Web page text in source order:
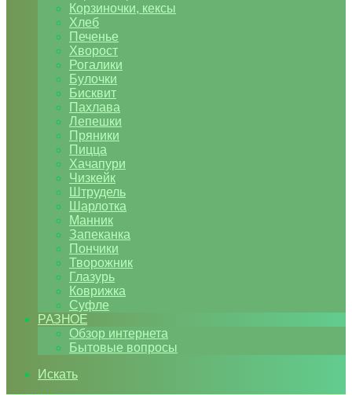
Корзиночки, кексы
Хлеб
Печенье
Хворост
Рогалики
Булочки
Бисквит
Пахлава
Лепешки
Пряники
Пицца
Хачапури
Чизкейк
Штрудель
Шарлотка
Манник
Запеканка
Пончики
Творожник
Глазурь
Коврижка
Суфле
РАЗНОЕ
Обзор интернета
Бытовые вопросы
Искать